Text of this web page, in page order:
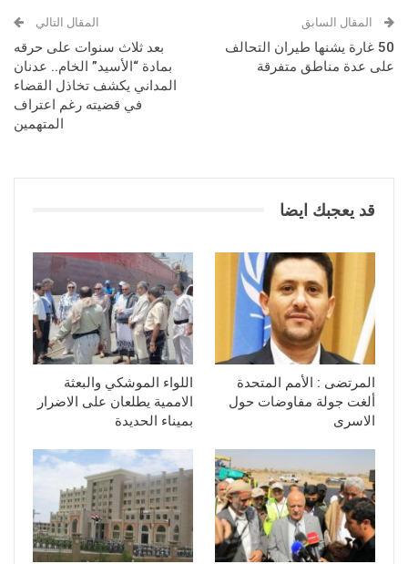
المقال السابق
50 غارة يشنها طيران التحالف
على عدة مناطق متفرقة
المقال التالي
بعد ثلاث سنوات على حرقه
بمادة “الأسيد” الخام.. عدنان
المداني يكشف تخاذل القضاء
في قضيته رغم اعتراف
المتهمين
قد يعجبك ايضا
المرتضى : الأمم المتحدة
ألغت جولة مفاوضات حول
الاسرى
اللواء الموشكي والبعثة
الاممية يطلعان على الاضرار
بميناء الحديدة